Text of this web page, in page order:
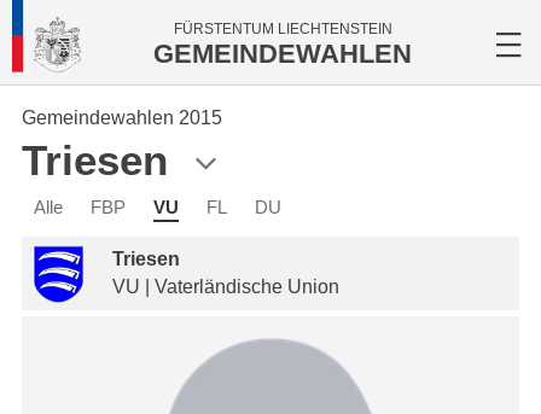
FÜRSTENTUM LIECHTENSTEIN
GEMEINDEWAHLEN
Gemeindewahlen 2015
Triesen
Alle FBP VU FL DU
Triesen
VU | Vaterländische Union